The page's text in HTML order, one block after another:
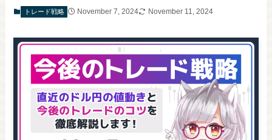
トレード戦略 November 7, 2024 November 11, 2024